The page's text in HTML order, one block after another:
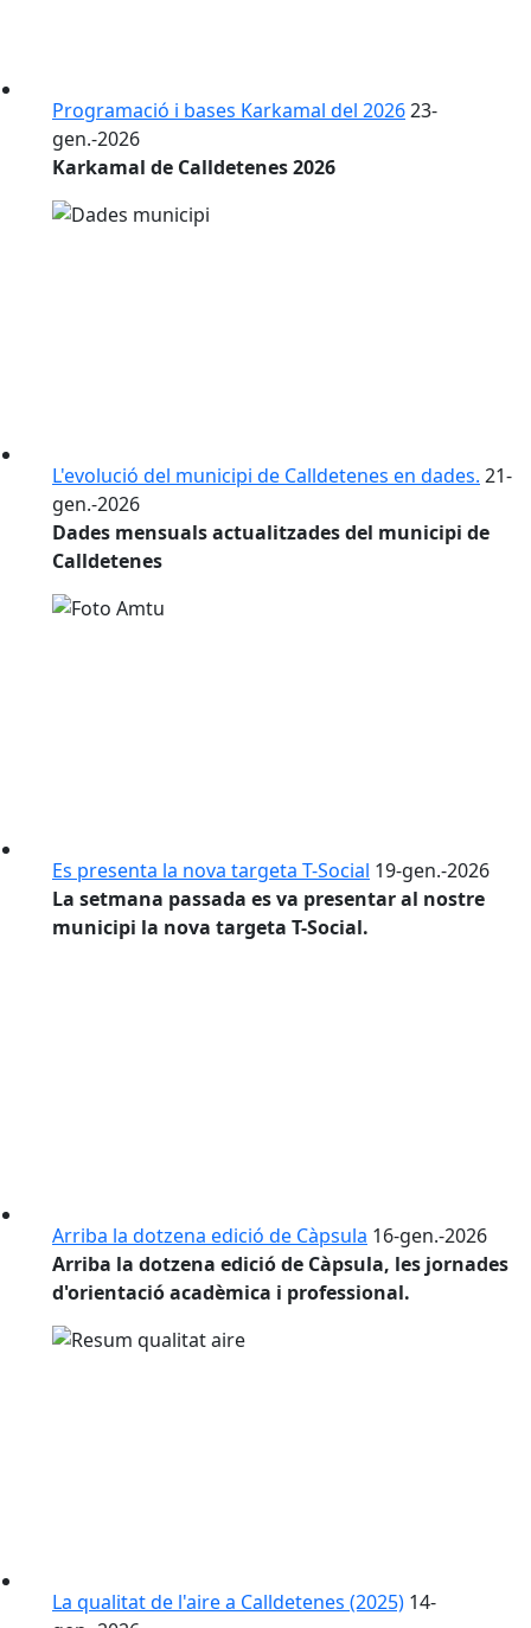
Programació i bases Karkamal del 202623-
gen.-2026
Karkamal de Calldetenes 2026
L'evolució del municipi de Calldetenes en dades. 21-
gen.-2026
Dades mensuals actualitzades del municipi de
Calldetenes
Es presenta la nova targeta T-Social 19-gen.-2026
La setmana passada es va presentar al nostre
municipi la nova targeta T-Social.
Arriba la dotzena edició de Càpsula 16-gen.-2026
Arriba la dotzena edició de Càpsula, les jornades
d'orientació acadèmica i professional.
La qualitat de l'aire a Calldetenes (2025) 14-